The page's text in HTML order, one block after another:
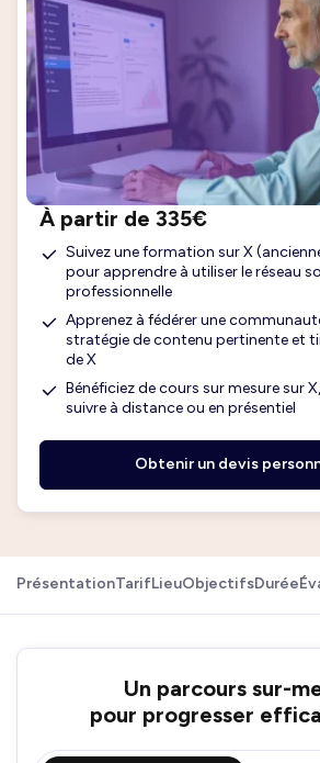
À partir de 335€
Suivez une formation sur X
pour apprendre à utiliser le réseau
professionnelle
Apprenez à fédérer une
stratégie de contenu pertinente et
de X
Bénéficiez de cours sur mesure sur
suivre à distance ou en présentiel
Obtenir un devis
PrésentationTarifLieuObjectifsDurée
Un parcours sur-
pour progresser